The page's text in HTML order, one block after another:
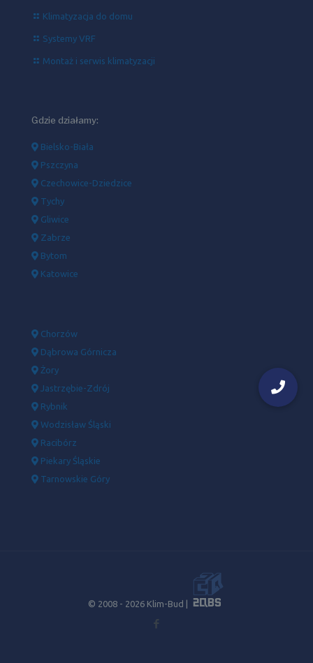
Klimatyzacja do domu
Systemy VRF
Montaż i serwis klimatyzacji
Gdzie działamy:
Bielsko-Biała
Pszczyna
Czechowice-Dziedzice
Tychy
Gliwice
Zabrze
Bytom
Katowice
Chorzów
Dąbrowa Górnicza
Żory
Jastrzębie-Zdrój
Rybnik
Wodzisław Śląski
Racibórz
Piekary Śląskie
Tarnowskie Góry
© 2008 - 2026 Klim-Bud |